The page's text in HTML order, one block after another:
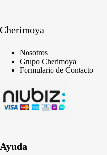
Cherimoya
Nosotros
Grupo Cherimoya
Formulario de Contacto
Ayuda